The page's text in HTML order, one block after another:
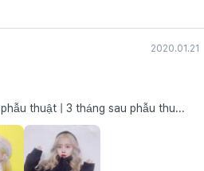
2020.01.21
thuật | 3 tháng sau phẫu thu...